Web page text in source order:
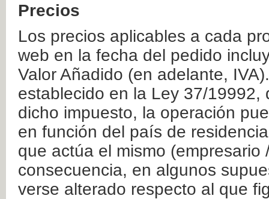
Precios
Los precios aplicables a cada
web en la fecha del pedido
Valor Añadido (en adelante,
establecido en la Ley 37/
dicho impuesto, la operación
en función del país de
que actúa el mismo
consecuencia, en algunos
verse alterado respecto al que